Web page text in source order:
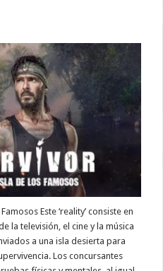
Este ‘reality’ consiste en
la televisión, el cine y la música
a una isla desierta para
Los concursantes